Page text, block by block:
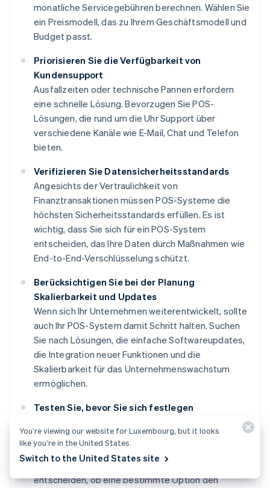
monatliche Servicegebühren berechnen. Wählen Sie
ein Preismodell, das zu Ihrem Geschäftsmodell und
Budget passt.
Priorisieren Sie die Verfügbarkeit von
Kundensupport
Ausfallzeiten oder technische Pannen erfordern
eine schnelle Lösung. Bevorzugen Sie POS-
Lösungen, die rund um die Uhr Support über
verschiedene Kanäle wie E-Mail, Chat und Telefon
bieten.
Verifizieren Sie Datensicherheitsstandards
Angesichts der Vertraulichkeit von
Finanztransaktionen müssen POS-Systeme die
höchsten Sicherheitsstandards erfüllen. Es ist
wichtig, dass Sie sich für ein POS-System
entscheiden, das Ihre Daten durch Maßnahmen wie
End-to-End-Verschlüsselung schützt.
Berücksichtigen Sie bei der Planung
Skalierbarkeit und Updates
Wenn sich Ihr Unternehmen weiterentwickelt, sollte
auch Ihr POS-System damit Schritt halten. Suchen
Sie nach Lösungen, die einfache Softwareupdates,
die Integration neuer Funktionen und die
Skalierbarkeit für das Unternehmenswachstum
ermöglichen.
Testen Sie, bevor Sie sich festlegen
sehr wertvoll sein. Mit einer kostenlosen
Testversion, einer Live-Demonstration oder einer
detaillierten Dokumentation können Sie einfacher
entscheiden, ob eine bestimmte Option den
You’re viewing our website for Luxembourg, but it looks
like you’re in the United States.
Switch to the United States site